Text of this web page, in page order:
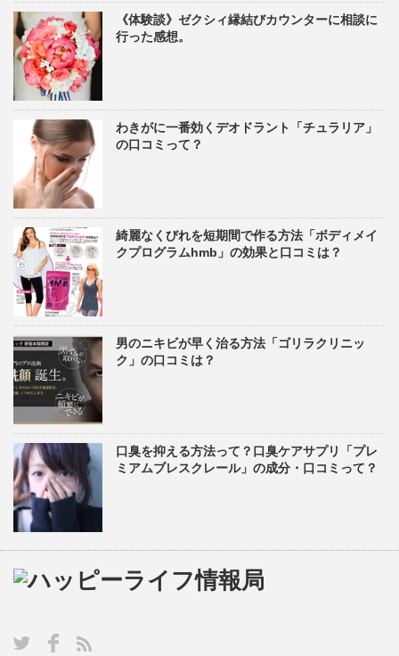
《体験談》ゼクシィ縁結びカウンターに相談に
行った感想。
わきがに一番効くデオドラント「チュラリア」
の口コミって？
綺麗なくびれを短期間で作る方法「ボディメイ
クプログラムhmb」の効果と口コミは？
男のニキビが早く治る方法「ゴリラクリニッ
ク」の口コミは？
口臭を抑える方法って？口臭ケアサプリ「プレ
ミアムブレスクレール」の成分・口コミって？